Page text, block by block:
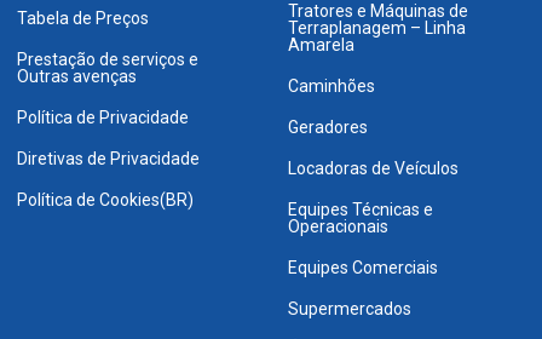
Tabela de Preços
Prestação de serviços e
Outras avenças
Política de Privacidade
Diretivas de Privacidade
Política de Cookies(BR)
Tratores e Máquinas de
Terraplanagem – Linha
Amarela
Caminhões
Geradores
Locadoras de Veículos
Equipes Técnicas e
Operacionais
Equipes Comerciais
Supermercados